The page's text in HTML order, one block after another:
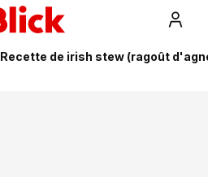
Recette de irish stew (ragoût